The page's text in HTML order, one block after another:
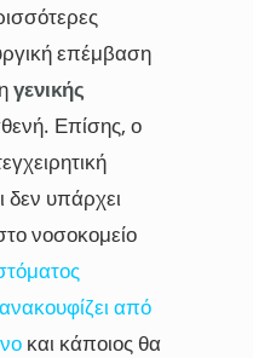
επέμβαση
γενικής
Επίσης, ο
δεν υπάρχει
νοσοκομείο
από
και κάποιος θα